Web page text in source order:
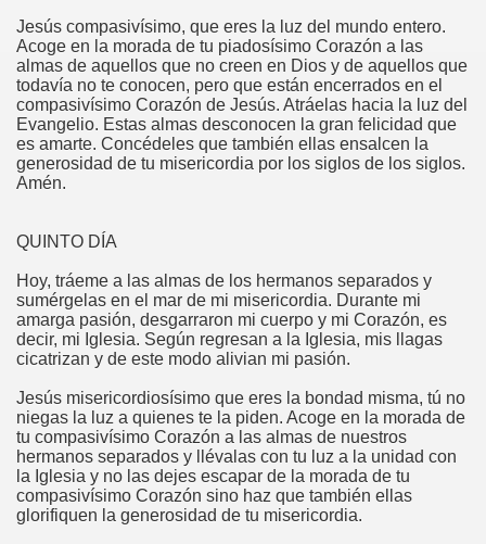
Jesús compasivísimo, que eres la luz del mundo entero.
Acoge en la morada de tu piadosísimo Corazón a las
almas de aquellos que no creen en Dios y de aquellos que
todavía no te conocen, pero que están encerrados en el
compasivísimo Corazón de Jesús. Atráelas hacia la luz del
Evangelio. Estas almas desconocen la gran felicidad que
es amarte. Concédeles que también ellas ensalcen la
generosidad de tu misericordia por los siglos de los siglos.
Amén.
QUINTO DÍA
Hoy, tráeme a las almas de los hermanos separados y
sumérgelas en el mar de mi misericordia. Durante mi
amarga pasión, desgarraron mi cuerpo y mi Corazón, es
decir, mi Iglesia. Según regresan a la Iglesia, mis llagas
cicatrizan y de este modo alivian mi pasión.
Jesús misericordiosísimo que eres la bondad misma, tú no
niegas la luz a quienes te la piden. Acoge en la morada de
tu compasivísimo Corazón a las almas de nuestros
hermanos separados y llévalas con tu luz a la unidad con
la Iglesia y no las dejes escapar de la morada de tu
compasivísimo Corazón sino haz que también ellas
glorifiquen la generosidad de tu misericordia.